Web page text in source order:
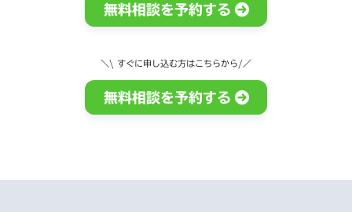
無料相談を予約する
＼\ すぐに申し込む方はこちらから /／
無料相談を予約する